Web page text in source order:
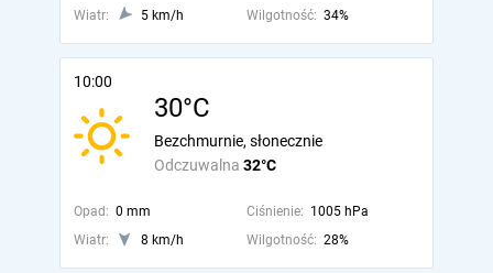
Wiatr:
5 km/h Wilgotność: 34%
10:00
30°C
Odczuwalna 32°C
Bezchmurnie, słonecznie
Opad: 0 mm Ciśnienie: 1005 hPa
Wiatr:
8 km/h Wilgotność: 28%